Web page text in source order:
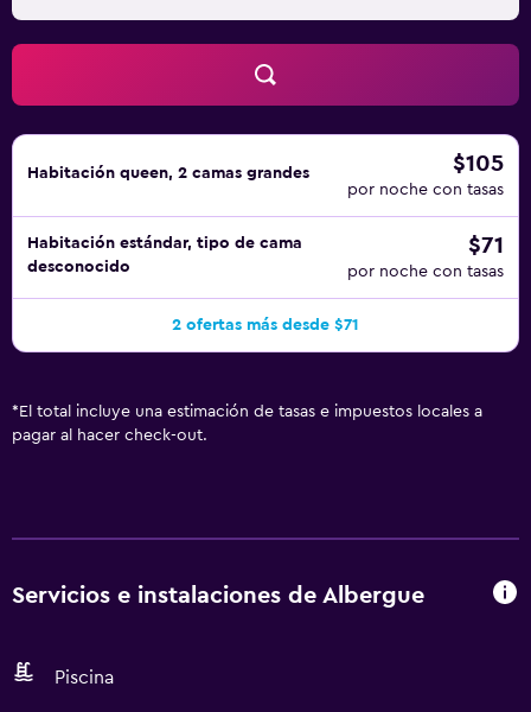
Habitación queen, 2 camas grandes $105
por noche con tasas
Habitación estándar, tipo de cama
desconocido
$71
por noche con tasas
2 ofertas más desde $71
* El total incluye una estimación de tasas e impuestos locales a
pagar al hacer check-out.
Servicios e instalaciones de Albergue
Piscina